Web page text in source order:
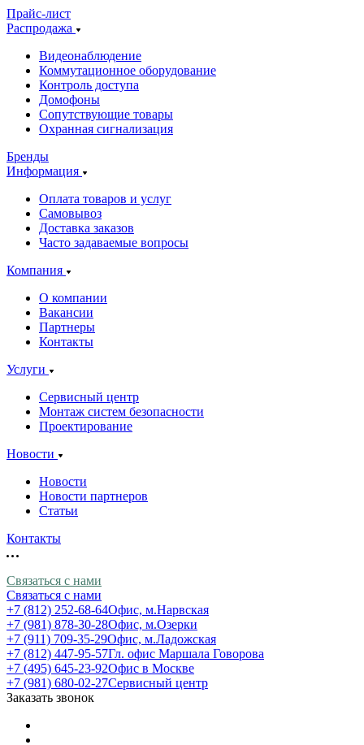
Прайс-лист
Распродажа
Видеонаблюдение
Коммутационное оборудование
Контроль доступа
Домофоны
Сопутствующие товары
Охранная сигнализация
Бренды
Информация
Оплата товаров и услуг
Самовывоз
Доставка заказов
Часто задаваемые вопросы
Компания
О компании
Вакансии
Партнеры
Контакты
Услуги
Сервисный центр
Монтаж систем безопасности
Проектирование
Новости
Новости
Новости партнеров
Статьи
Контакты
Связаться с нами
Связаться с нами
+7 (812) 252-68-64Офис, м.Нарвская
+7 (981) 878-30-28Офис, м.Озерки
+7 (911) 709-35-29Офис, м.Ладожская
+7 (812) 447-95-57Гл. офис Маршала Говорова
+7 (495) 645-23-92Офис в Москве
+7 (981) 680-02-27Сервисный центр
Заказать звонок